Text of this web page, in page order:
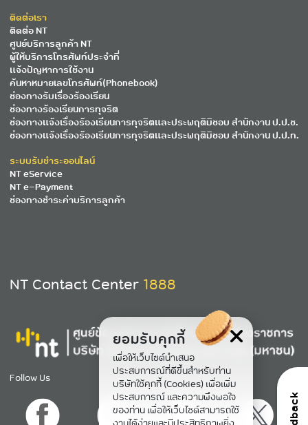
ยอมรับคุกกี้
เพื่อให้เว็บไซต์นำเสนอ
ประสบการณ์ที่ดีขึ้นสำหรับท่าน
บริษัทใช้คุกกี้ (Cookies) เพื่อเพิ่ม
ประสบการณ์ และความพึงพอใจ
ของท่าน เพื่อให้เว็บไซต์สามารถใช้
ติดต่อเรา
ติดต่อ NT
ศูนย์บริการลูกค้า NT
ผู้ให้บริการโทรศัพท์ประจำที่
แจ้งปัญหาการใช้งาน
ค้นหาหมายเลขโทรศัพท์(Phonebook)
ช่องทางรับเรื่องร้องเรียน
ช่องทางร้องเรียนการทุจริต
ช่องทางแจ้งเรื่องร้องเรียนการทุจริตและประพฤติมิชอบ สำนักงาน ป.ป.ช.
ช่องทางแจ้งเรื่องร้องเรียนการทุจริตและประพฤติมิชอบ สำนักงาน ป.ป.ท.
ระบบรับชำระออนไลน์
NT eService
NT e-Payment
ช่องทางชำระค่าบริการลูกค้า
NT Contact Center 1888
Follow Us